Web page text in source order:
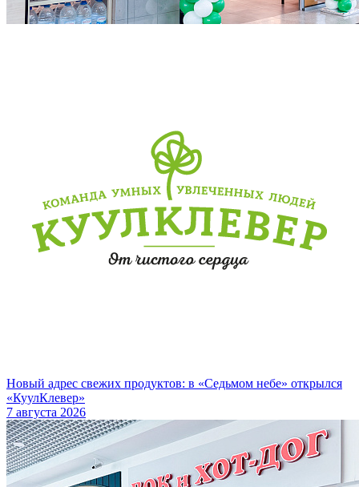
Новый адрес свежих продуктов: в «Седьмом небе» открылся
«КуулКлевер»
7 августа 2026